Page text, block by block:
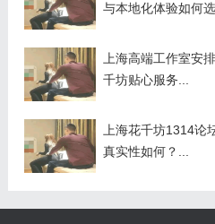
与本地化体验如何选
上海高端工作室安
千坊贴心服务...
上海花千坊1314论
真实性如何？...